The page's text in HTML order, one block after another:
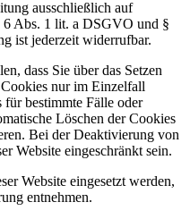
ausschließlich auf
Abs. 1 lit. a DSGVO und §
ist jederzeit widerrufbar.
dass Sie über das Setzen
nur im Einzelfall
bestimmte Fälle oder
Löschen der Cookies
Bei der Deaktivierung von
Website eingeschränkt sein.
Website eingesetzt werden,
entnehmen.